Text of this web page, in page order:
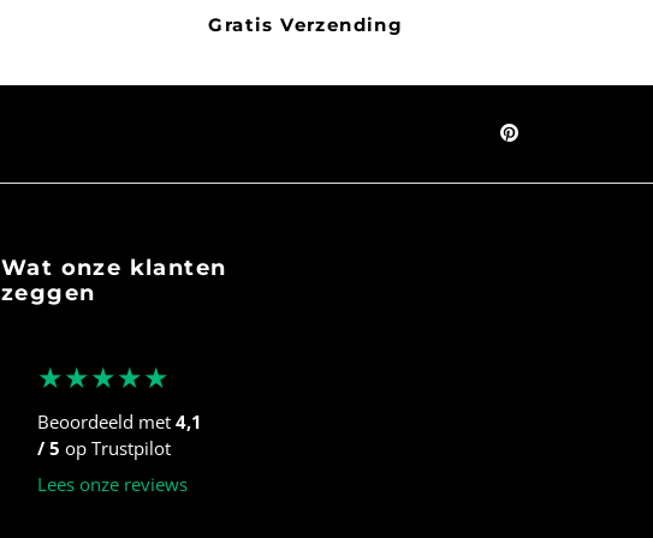
Gratis Verzending
Wat onze klanten
zeggen
★★★★★
Beoordeeld met 4,1
/ 5 op Trustpilot
Lees onze reviews